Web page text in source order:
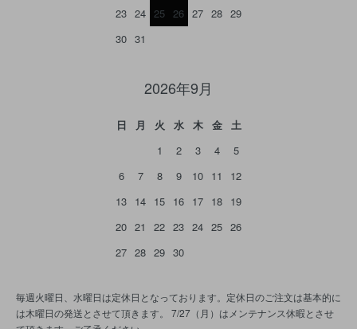
23 24 25 26 27 28 29
30 31
2026年9月
日 月 火 水 木 金
土
1
2 3 4
5
6
7 8 9 10 11
12
13 14 15 16 17 18 19
20 21 22 23 24 25 26
27 28 29 30
毎週火曜日、水曜日は定休日となっております。定休日のご注文は基本的に
は木曜日の発送とさせて頂きます。 7/27（月）はメンテナンス休暇とさせ